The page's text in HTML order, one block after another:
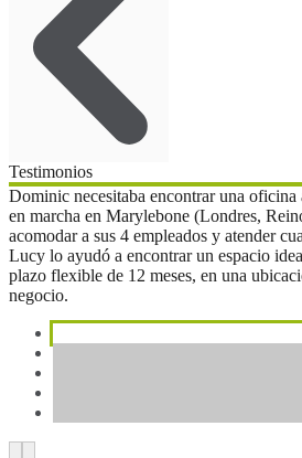
Testimonios
Dominic necesitaba encontrar una oficina
en marcha en Marylebone (Londres,
acomodar a sus 4 empleados y atender
Lucy lo ayudó a encontrar un espacio
plazo flexible de 12 meses, en una
negocio.